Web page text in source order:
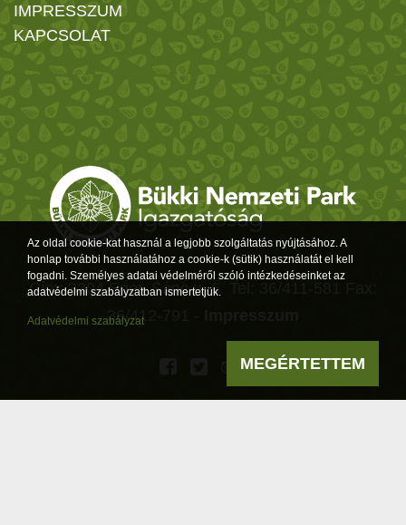
IMPRESSZUM
KAPCSOLAT
Cím: 3304 Eger, Sánc u. 6. Tel: 36/411-581 Fax:
36/412-791 -
Az oldal cookie-kat használ a legjobb szolgáltatás nyújtásához. A
honlap további használatához a cookie-k (sütik) használatát el kell
fogadni. Személyes adatai védelméről szóló intézkedéseinket az
adatvédelmi szabályzatban ismertetjük.
Adatvédelmi szabályzat
MEGÉRTETTEM